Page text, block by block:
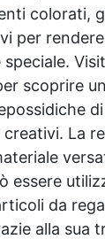
colorati,
per
scoprire
La
essere
da
alla sua